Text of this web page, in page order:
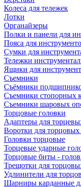
Колеса для тележек
Лотки
Органайзеры
Полки и панели для
Пояса для
Сумки для
Тележки
Ящики для
Съемники
Съёмники
Съемники стопорных
Съемники шаровых
Торцовые головки
Адаптеры для
Воротки для торцовых
Головки торцовые
Торцевые ударные
Торцовые биты -
Трещотки для
Удлинители для
Шарниры карданные